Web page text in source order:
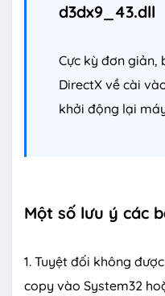
d3dx9_43.dll
Cực kỳ đơn giản,
DirectX về cài
khởi động lại
Một số lưu ý các
1. Tuyệt đối không
copy vào System32